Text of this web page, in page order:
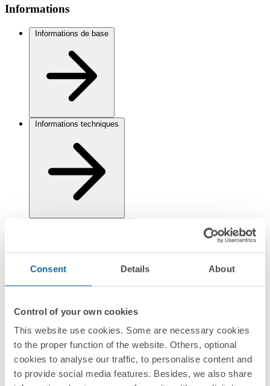
Consent Details About
Control of your own cookies
This website use cookies. Some are necessary cookies
to the proper function of the website. Others, optional
cookies to analyse our traffic, to personalise content and
to provide social media features. Besides, we also share
Informations
Réglementation et informations environnementales